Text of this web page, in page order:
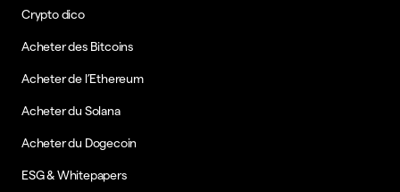
Crypto dico
Acheter des Bitcoins
Acheter de l’Ethereum
Acheter du Solana
Acheter du Dogecoin
ESG & Whitepapers